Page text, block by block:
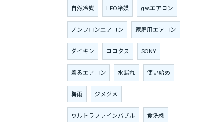
自然冷媒 HFO冷媒 gesエアコン
ノンフロンエアコン 家庭用エアコン
ダイキン ココタス SONY
着るエアコン 水漏れ 使い始め
梅雨 ジメジメ
ウルトラファインバブル 食洗機